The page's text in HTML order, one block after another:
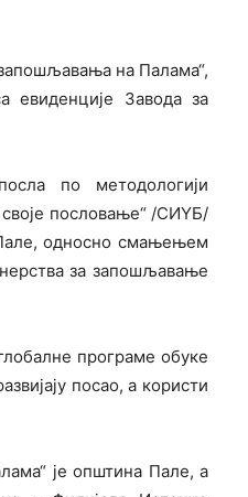
на Палама“,
евиденције Завода за
по методологији
пословање“ /СИYБ/
односно смањењем
за запошљавање
програме обуке
посао, а користи
је општина Пале, а